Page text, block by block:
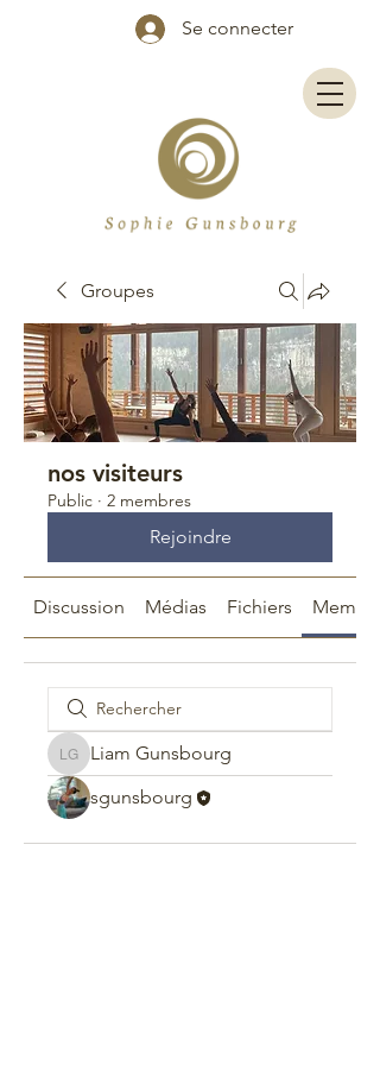
Se connecter
Groupes
nos visiteurs
Public · 2 membres
Rejoindre
Discussion Médias Fichiers
Liam Gunsbourg
Liam Gunsbourg
sgunsbourg